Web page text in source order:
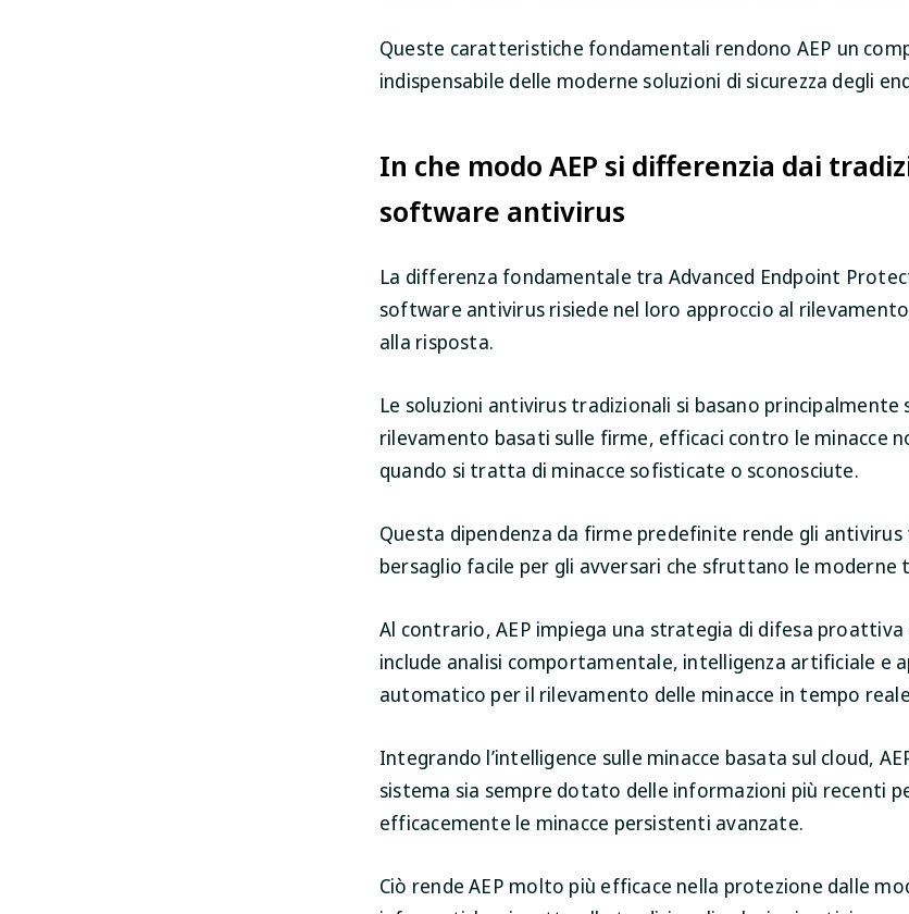
Queste caratteristiche fondamentali rendono AEP un
indispensabile delle moderne soluzioni di sicurezza degli
In che modo AEP si differenzia dai
software antivirus
La differenza fondamentale tra Advanced Endpoint
software antivirus risiede nel loro approccio al
alla risposta.
Le soluzioni antivirus tradizionali si basano principalmente
rilevamento basati sulle firme, efficaci contro le minacce
quando si tratta di minacce sofisticate o sconosciute.
Questa dipendenza da firme predefinite rende gli
bersaglio facile per gli avversari che sfruttano le moderne
Al contrario, AEP impiega una strategia di difesa
include analisi comportamentale, intelligenza artificiale e
automatico per il rilevamento delle minacce in tempo
Integrando l’intelligence sulle minacce basata sul cloud,
sistema sia sempre dotato delle informazioni più recenti
efficacemente le minacce persistenti avanzate.
Ciò rende AEP molto più efficace nella protezione dalle